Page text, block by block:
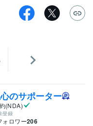
のサポーター
(NDA)
登録
ォロワー206